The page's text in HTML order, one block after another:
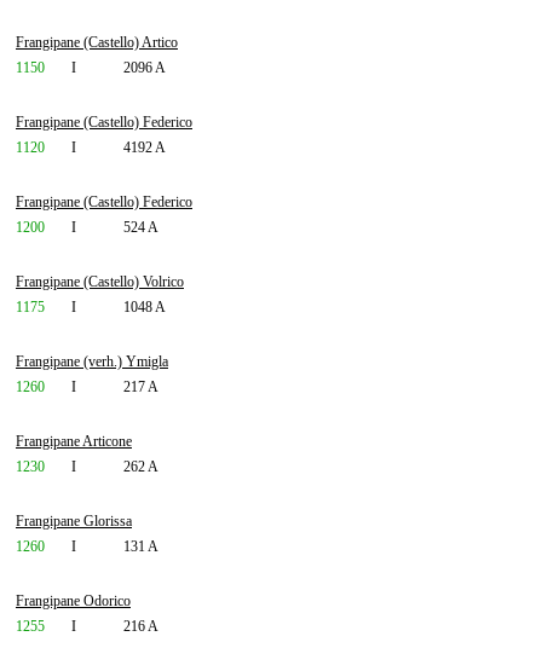
Frangipane (Castello) Artico
1150
I 2096 A
Frangipane (Castello) Federico
1120
I 4192 A
Frangipane (Castello) Federico
1200
I 524 A
Frangipane (Castello) Volrico
1175
I 1048 A
Frangipane (verh.) Ymigla
1260
I 217 A
Frangipane Articone
1230
I 262 A
Frangipane Glorissa
1260
I 131 A
Frangipane Odorico
1255
I 216 A